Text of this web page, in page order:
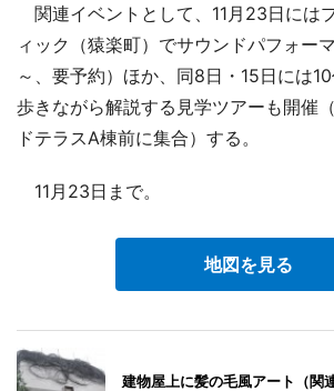
関連イベントとして、11月23日には
ィック（猿楽町）でサウンドパフォー
～、要予約）ほか、同8日・15日には
歩きながら解説する見学ツアーも開催
ドテラスA棟前に集合）する。
11月23日まで。
地図を見る
建物屋上に髪の毛風アート（関